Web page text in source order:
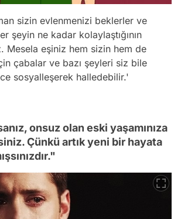
sizin evlenmenizi beklerler ve
şeyin ne kadar kolaylaştığının
Mesela eşiniz hem sizin hem de
çabalar ve bazı şeyleri siz bile
sosyalleşerek halledebilir.'
onsuz olan eski yaşamınıza
Çünkü artık yeni bir hayata